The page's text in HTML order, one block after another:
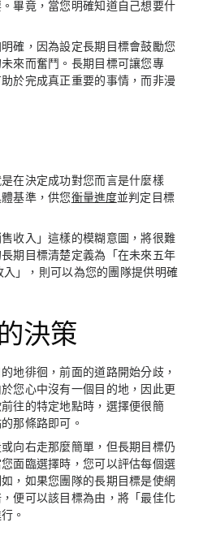
畢竟，當您明確知道自己想要什
確，因為設定長期目標會鼓勵您
來而奮鬥。長期目標可讓您專
於完成真正重要的事情，而非漫
在決定成功對您而言是什麼樣
基準，供您衡量進度並判定目標
收入」這樣的模糊意圖，將很難
期目標清楚定義為「在未來五年
」，則可以為您的團隊提供明確
決策
地徘徊，前面的道路開始分歧，
您心中沒有一個目的地，因此更
往的特定地點時，選擇便很簡
那條路即可。
向右走那麼簡單，但長期目標仍
面臨選擇時，您可以評估每個選
，如果您團隊的長期目標是使網
便可以該目標為由，將「最佳化
。